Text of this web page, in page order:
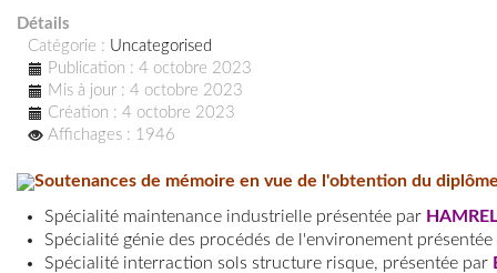
Détails
Catégorie : Uncategorised
Publication : 4 octobre 2023
Mis à jour : 4 octobre 2023
Création : 4 octobre 2023
Affichages : 1946
Soutenances de mémoire en vue de l'obtention du
Spécialité maintenance industrielle présentée par
Spécialité génie des procédés de l'environement
Spécialité interraction sols structure risque, présentée par